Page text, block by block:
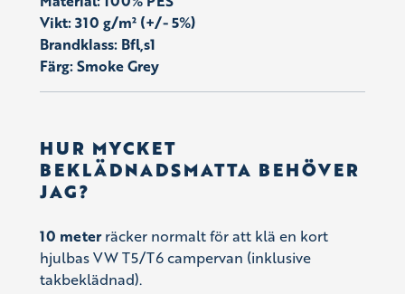
Vikt: 310 g/m² (+/- 5%)
Brandklass: Bfl,s1
Färg: Smoke Grey
HUR MYCKET
BEKLÄDNADSMATTA BEHÖVER
JAG?
10 meterräcker normalt för att klä en kort
hjulbas VW T5/T6 campervan (inklusive
takbeklädnad).